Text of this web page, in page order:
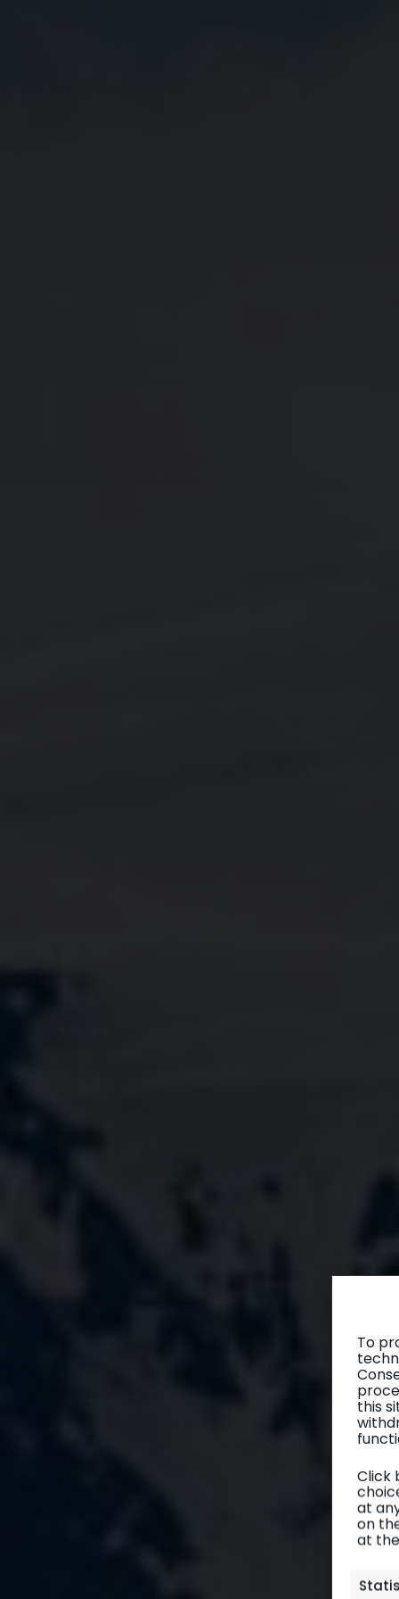
To
this
Click
at
on
at